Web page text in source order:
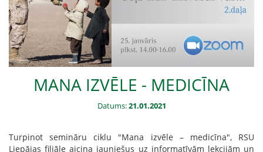
MANA IZVĒLE - MEDICĪNA
Datums:21.01.2021
Turpinot semināru ciklu "Mana izvēle – medicīna", RSU
Liepājas filiāle aicina jauniešus uz informatīvām lekcijām un